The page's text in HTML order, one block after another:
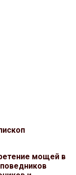
мощей в